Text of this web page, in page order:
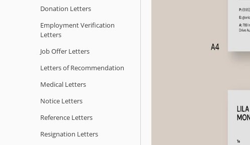
Donation Letters
Employment Verification
Letters
Job Offer Letters
Letters of Recommendation
Medical Letters
Notice Letters
Reference Letters
Resignation Letters